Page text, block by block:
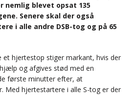
nemlig blevet opsat 135
Senere skal der også
i alle andre DSB-tog og på 65
et hjertestop stiger markant, hvis der
og afgives stød med en
første minutter efter, at
hjertestartere i alle S-tog er der